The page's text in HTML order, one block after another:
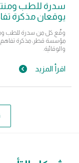
سدرة للطب
يوقعان مذكرة
وقّع كل من سدرة للطب
مؤسسة قطر، مذكرة تفاهم
والوقائية.
اقرأ المزيد